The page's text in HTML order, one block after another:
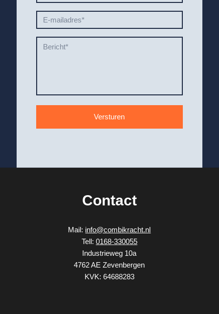
mailadres *
Contact
Mail: info@combikracht.nl
Tell: 0168-330055
Industrieweg 10a
4762 AE Zevenbergen
KVK: 64688283